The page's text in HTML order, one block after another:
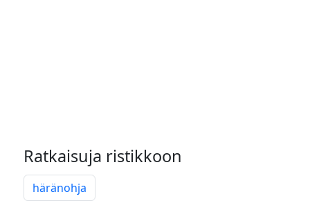
Ratkaisuja ristikkoon
häränohja